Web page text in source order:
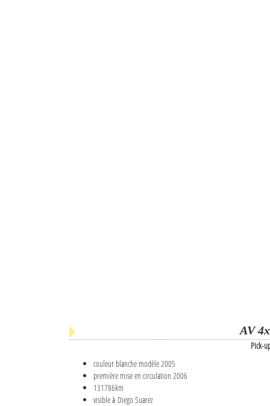
AV
Pick-
couleur blanche modèle 2005
première mise en circulation 2006
131786km
visible à Diego Suarez